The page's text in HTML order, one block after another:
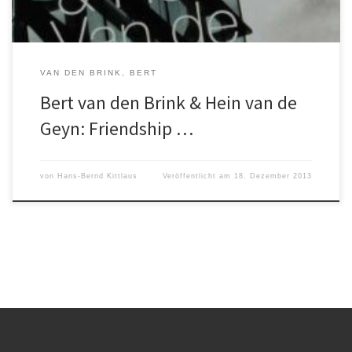
VAN DEN BRINK, BERT
Bert van den Brink & Hein van de
Geyn: Friendship …
von Hans-Bernd Kittlaus Veröffentlicht am 18. Dezember 2013